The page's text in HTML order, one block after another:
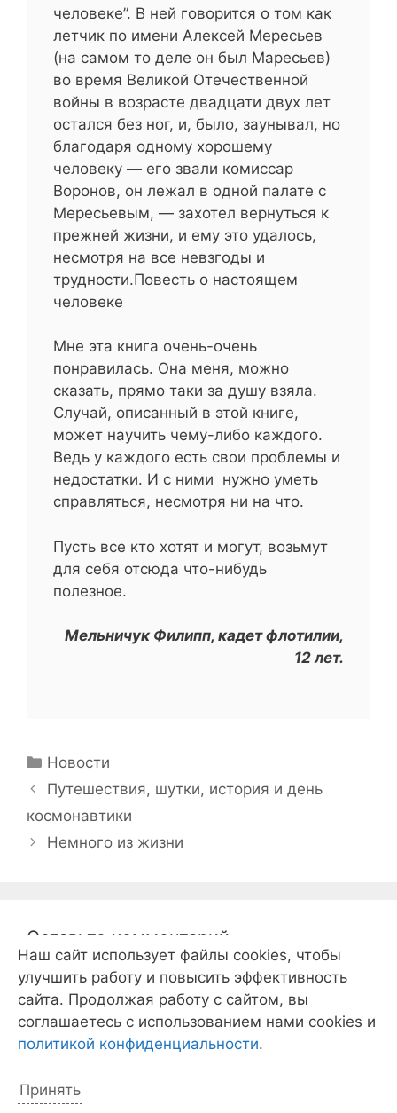
человеке”. В ней говорится о том как
летчик по имени Алексей Мересьев
(на самом то деле он был Маресьев)
во время Великой Отечественной
войны в возрасте двадцати двух лет
остался без ног, и, было, заунывал, но
благодаря одному хорошему
человеку — его звали комиссар
Воронов, он лежал в одной палате с
Мересьевым, — захотел вернуться к
прежней жизни, и ему это удалось,
несмотря на все невзгоды и
трудности.Повесть о настоящем
человеке
Мне эта книга очень-очень
понравилась. Она меня, можно
сказать, прямо таки за душу взяла.
Случай, описанный в этой книге,
может научить чему-либо каждого.
Ведь у каждого есть свои проблемы и
недостатки. И с ними нужно уметь
справляться, несмотря ни на что.
Пусть все кто хотят и могут, возьмут
для себя отсюда что-нибудь
полезное.
Мельничук Филипп, кадет флотилии,
12 лет.
Рубрики
Новости
Навигация
Путешествия, шутки, история и день
космонавтики
Немного из жизни
Оставьте комментарий
Комментарий
Наш сайт использует файлы cookies, чтобы
улучшить работу и повысить эффективность
сайта. Продолжая работу с сайтом, вы
соглашаетесь с использованием нами cookies и
политикой конфиденциальности.
Принять